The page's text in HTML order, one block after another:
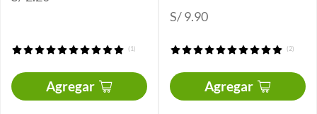
(1)
Agregar
S/ 9.90
(2)
Agregar